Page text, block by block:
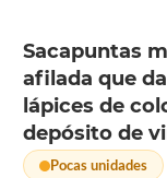
Sacapuntas
afilada que
lápices de
depósito de
Pocas unidades